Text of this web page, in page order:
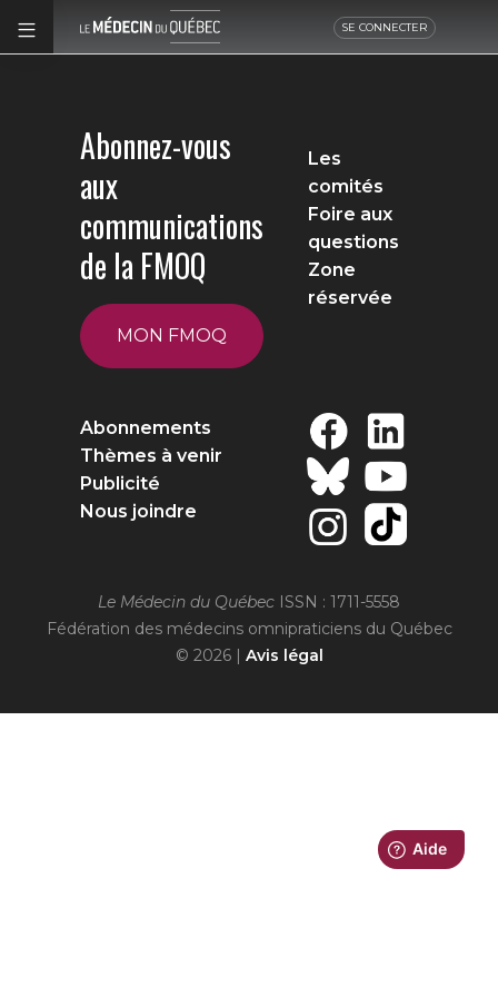
SE CONNECTER
Abonnez-vous
aux
communications
de la FMOQ
MON FMOQ
Les
comités
Foire aux
questions
Zone
réservée
Abonnements
Thèmes à venir
Publicité
Nous joindre
Le Médecin du Québec ISSN : 1711-5558
Fédération des médecins omnipraticiens du Québec
© 2026 | Avis légal